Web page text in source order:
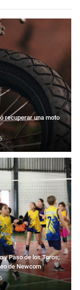
recuperar una moto
y Paso de los Toros;
de Newcom